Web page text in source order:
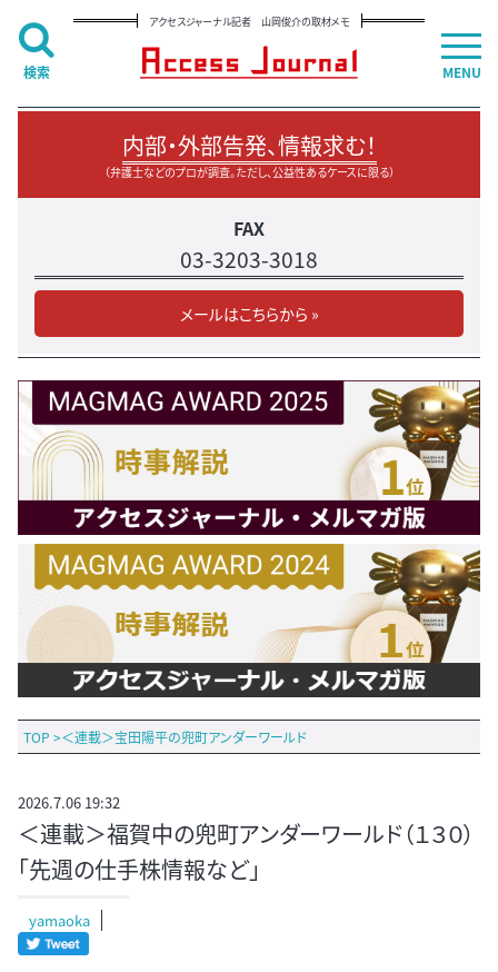
アクセスジャーナル記者 山岡俊介の取材メモ
内部・外部告発、情報求む！
（弁護士などのプロが調査。ただし、公益性あるケースに限る）
FAX
03-3203-3018
メールはこちらから »
TOP >＜連載＞宝田陽平の兜町アンダーワールド
2026.7.06 19:32
＜連載＞福賀中の兜町アンダーワールド（１３０）
「先週の仕手株情報など」
yamaoka
MENU
検索